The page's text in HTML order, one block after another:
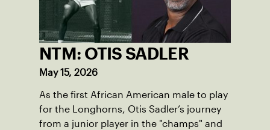
NTM: OTIS SADLER
May 15, 2026
As the first African American male to play
for the Longhorns, Otis Sadler’s journey
from a junior player in the "champs" and